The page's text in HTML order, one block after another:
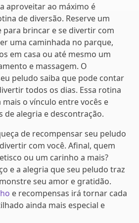
aproveitar ao máximo é
de diversão. Reserve um
brincar e se divertir com
uma caminhada no parque,
em casa ou até mesmo um
e massagem. O
peludo saiba que pode contar
todos os dias. Essa rotina
o vínculo entre vocês e
alegria e descontração.
de recompensar seu peludo
com você. Afinal, quem
ou um carinho a mais?
e a alegria que seu peludo traz
seu amor e gratidão.
e recompensas irá tornar cada
ainda mais especial e